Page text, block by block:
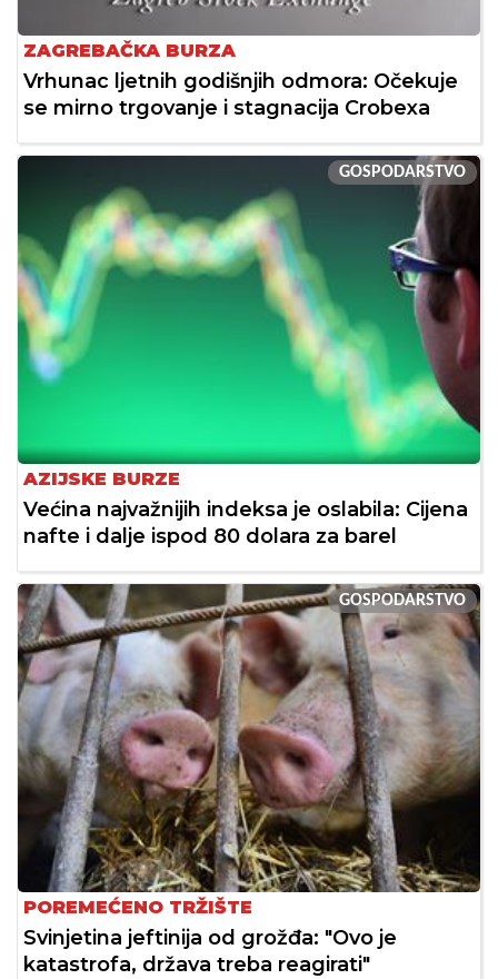
ZAGREBAČKA BURZA
Vrhunac ljetnih godišnjih odmora: Očekuje
se mirno trgovanje i stagnacija Crobexa
GOSPODARSTVO
AZIJSKE BURZE
Većina najvažnijih indeksa je oslabila: Cijena
nafte i dalje ispod 80 dolara za barel
GOSPODARSTVO
POREMEĆENO TRŽIŠTE
Svinjetina jeftinija od grožđa: "Ovo je
katastrofa, država treba reagirati"